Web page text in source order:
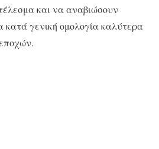
και να αναβιώσουν
γενική ομολογία καλύτερα